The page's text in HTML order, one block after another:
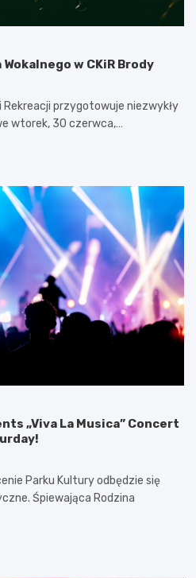
w CKiR Brody
przygotowuje niezwykły
wtorek, 30 czerwca,…
„Viva La Musica” Concert
Parku Kultury odbędzie się
Śpiewająca Rodzina